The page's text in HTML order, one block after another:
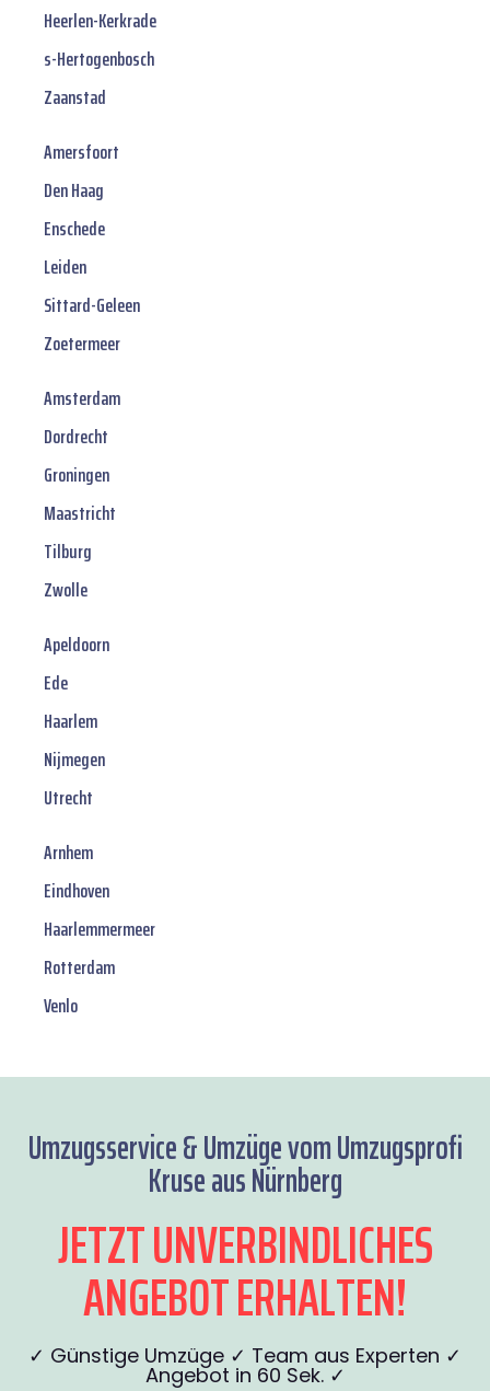
Heerlen-Kerkrade
s-Hertogenbosch
Zaanstad
Amersfoort
Den Haag
Enschede
Leiden
Sittard-Geleen
Zoetermeer
Amsterdam
Dordrecht
Groningen
Maastricht
Tilburg
Zwolle
Apeldoorn
Ede
Haarlem
Nijmegen
Utrecht
Arnhem
Eindhoven
Haarlemmermeer
Rotterdam
Venlo
Umzugsservice & Umzüge vom Umzugsprofi
Kruse aus Nürnberg
JETZT UNVERBINDLICHES
ANGEBOT ERHALTEN!
✓ Günstige Umzüge ✓ Team aus Experten ✓
Angebot in 60 Sek. ✓